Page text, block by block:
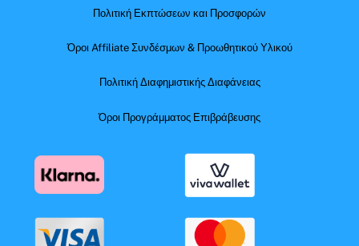
Πολιτική Εκπτώσεων και Προσφορών
Όροι Affiliate Συνδέσμων & Προωθητικού Υλικού
Πολιτική Διαφημιστικής Διαφάνειας
Όροι Προγράμματος Επιβράβευσης